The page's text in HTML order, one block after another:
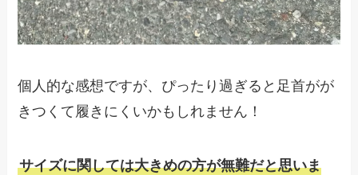
個人的な感想ですが、ぴったり過ぎると足首がが
きつくて履きにくいかもしれません！
サイズに関しては大きめの方が無難だと思いま